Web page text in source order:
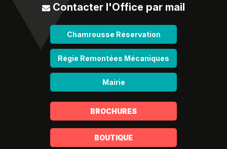
Contacter l'Office par mail
Chamrousse Réservation
Régie Remontées Mécaniques
Mairie
BROCHURES
BOUTIQUE